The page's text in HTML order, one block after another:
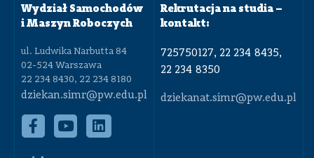
Wydział Samochodów
i Maszyn Roboczych
ul. Ludwika Narbutta 84
02-524 Warszawa
22 234 8430, 22 234 8180
dziekan.simr@pw.edu.pl
Rekrutacja na studia –
kontakt:
725750127, 22 234 8435,
22 234 8350
dziekanat.simr@pw.edu.pl